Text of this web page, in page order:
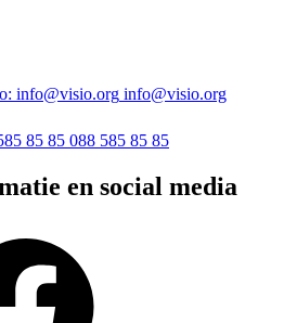
info@visio.org info@visio.org
85 85 088 585 85 85
en social media